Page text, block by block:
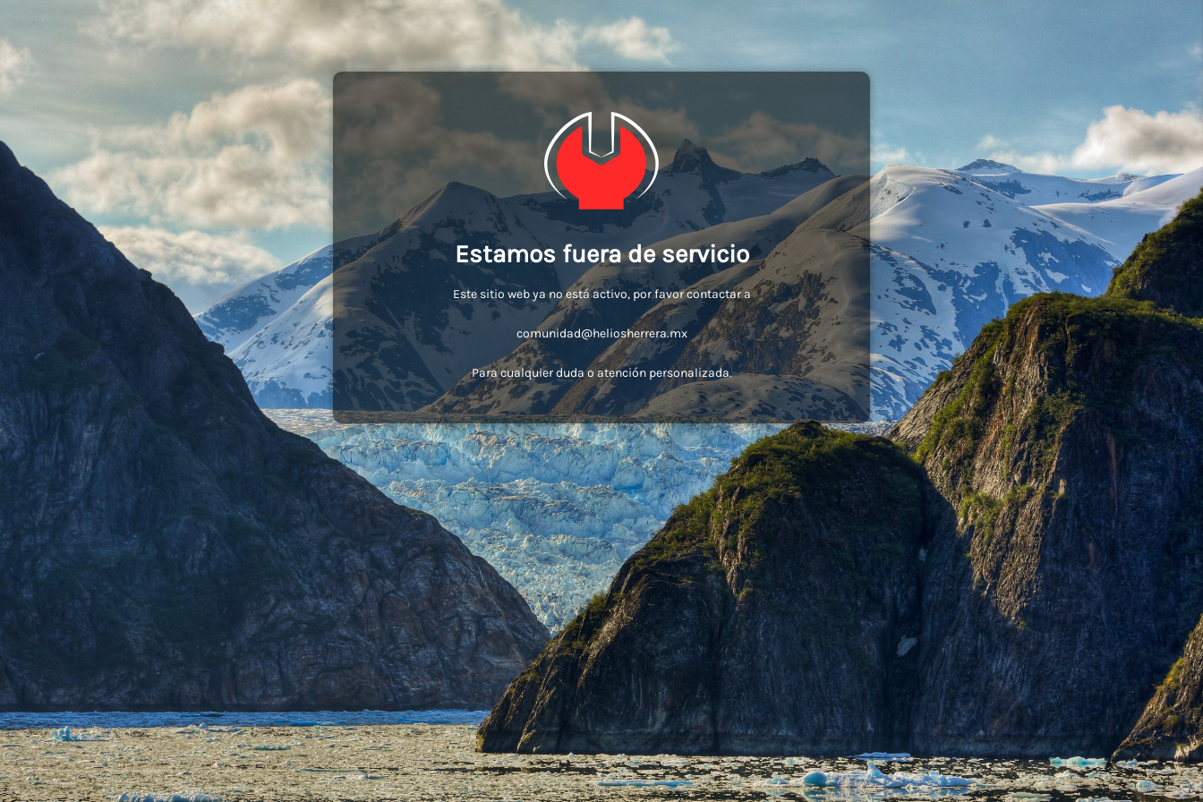
Estamos fuera de servicio
Este sitio web ya no está activo, por favor contactar a
comunidad@heliosherrera.mx
Para cualquier duda o atención personalizada.